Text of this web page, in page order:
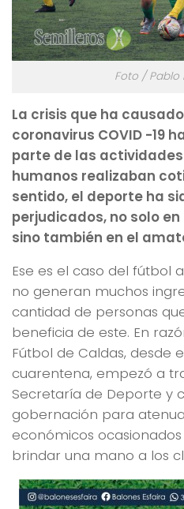
Foto / Pablo
La crisis que ha
coronavirus COVID -19
parte de las
humanos realizaban
sentido, el deporte ha
perjudicados, no solo
sino también en el
Ese es el caso del fútbol
no generan muchos
cantidad de personas
beneficia de este. En
Fútbol de Caldas, desde
cuarentena, empezó a
Secretaría de Deporte y
gobernación para
económicos
brindar una mano a los